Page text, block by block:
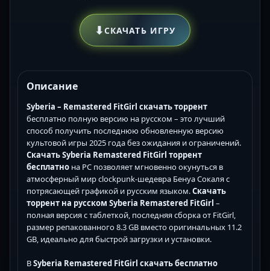
⬇СКАЧАТЬ ИГРУ
Описание
Syberia – Remastered FitGirl скачать торрент
бесплатно полную версию на русском – это лучший
способ получить последнюю обновленную версию
культовой игры 2025 года без ожидания и ограничений.
Скачать Syberia Remastered FitGirl торрент
бесплатно на PC позволяет мгновенно окунуться в
атмосферный мир clockpunk-шедевра Бенуа Сокаля с
потрясающей графикой и русским языком.Скачать
торрент на русском Syberia Remastered FitGirl –
полная версия с таблеткой, последняя сборка от FitGirl,
размер репакованного 8.3 GB вместо оригинальных 11.2
GB, идеально для быстрой загрузки и установки.
ВSyberia Remastered FitGirl скачать бесплатно